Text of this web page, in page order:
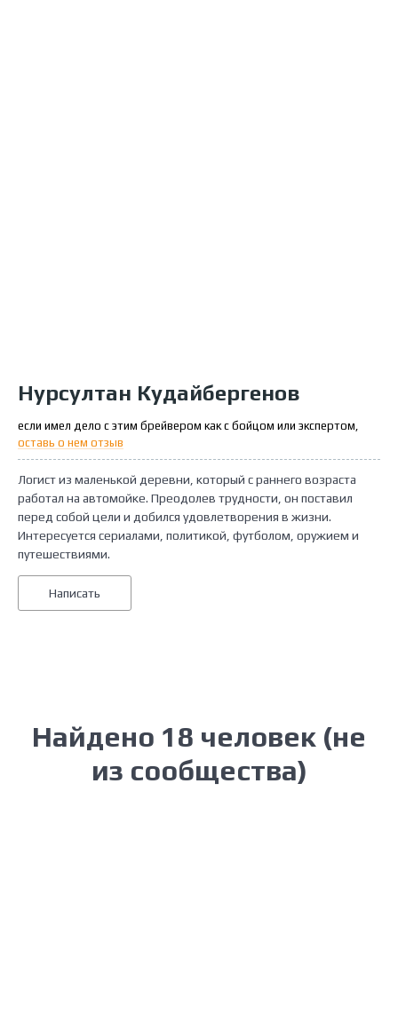
Нурсултан Кудайбергенов
если имел дело с этим брейвером как с бойцом или экспертом,
оставь о нем отзыв
Логист из маленькой деревни, который с раннего возраста
работал на автомойке. Преодолев трудности, он поставил
перед собой цели и добился удовлетворения в жизни.
Интересуется сериалами, политикой, футболом, оружием и
путешествиями.
Написать
Найдено 18 человек (не
из сообщества)